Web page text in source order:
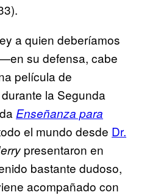
a quien deberíamos
su defensa, cabe
película de
la Segunda
Enseñanza para
el mundo desde Dr.
presentaron en
bastante dudoso,
acompañado con